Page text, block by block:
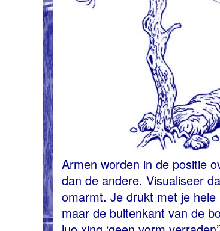
Armen worden in de positie
dan de andere. Visualiseer
omarmt. Je drukt met je
maar de buitenkant van de